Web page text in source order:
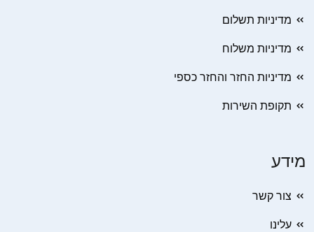
מדיניות תשלום
מדיניות משלוח
מדיניות החזר והחזר כספי
תקופת השירות
מידע
צור קשר
עלינו